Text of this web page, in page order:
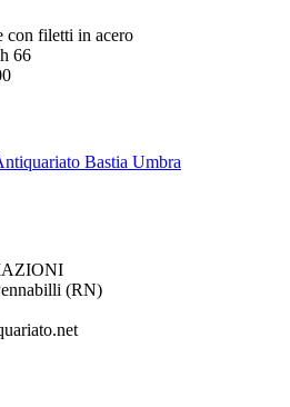
con filetti in acero
66
Bastia Umbra
(RN)